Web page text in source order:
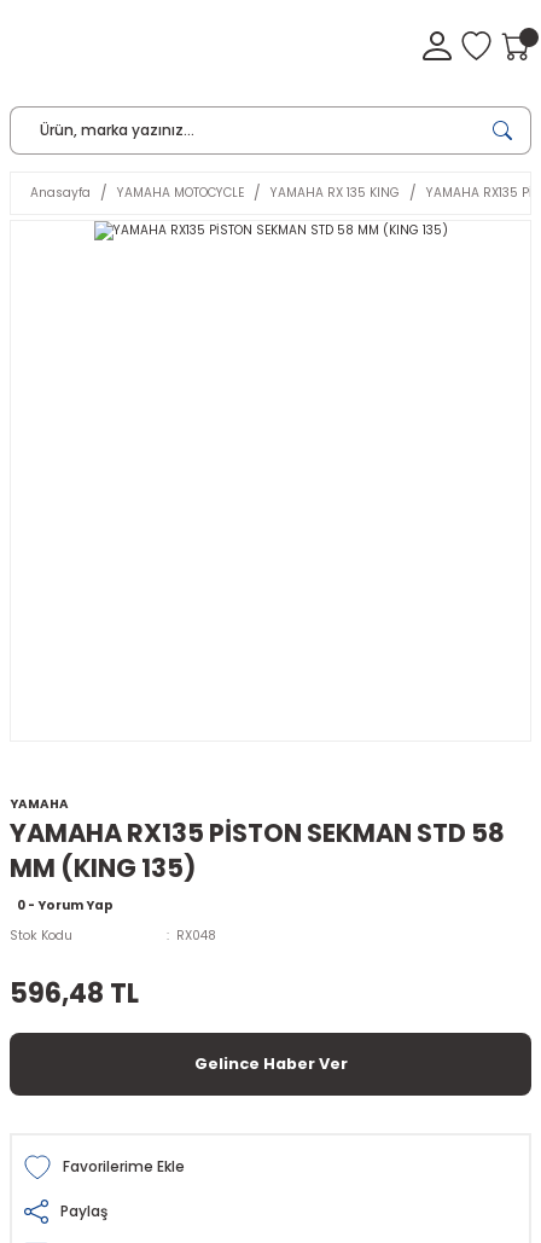
Anasayfa YAMAHA MOTOCYCLE YAMAHA RX 135 KING YAMAHA RX135
YAMAHA
YAMAHA RX135 PİSTON SEKMAN STD 58
MM (KING 135)
0 - Yorum Yap
Stok Kodu
RX048
596,48 TL
Gelince Haber Ver
Paylaş